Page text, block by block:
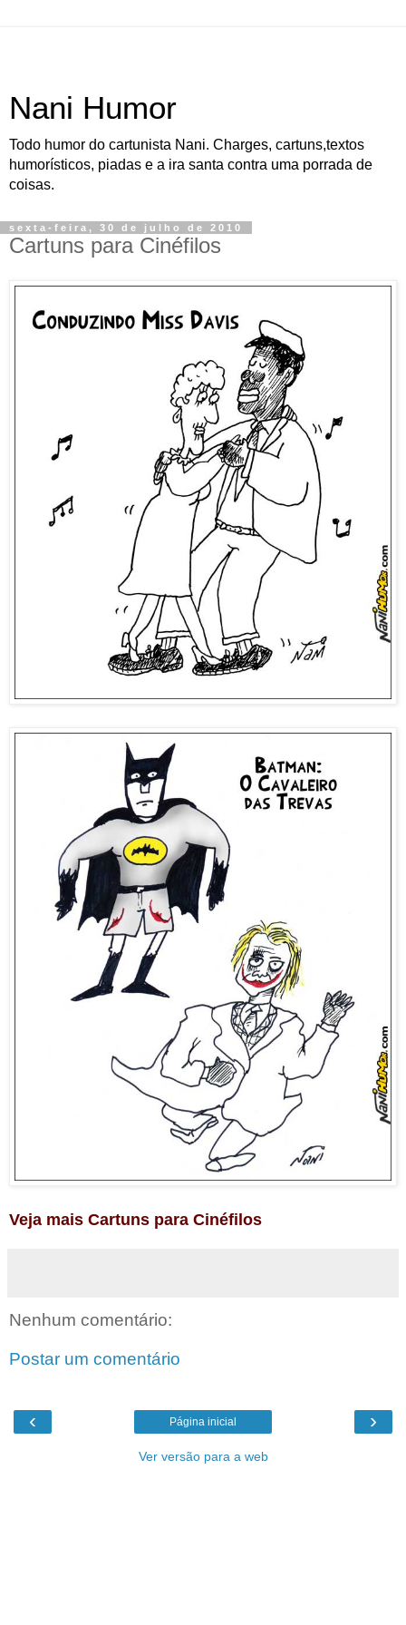
Nani Humor
Todo humor do cartunista Nani. Charges, cartuns,textos
humorísticos, piadas e a ira santa contra uma porrada de
coisas.
sexta-feira, 30 de julho de 2010
Cartuns para Cinéfilos
Veja mais Cartuns para Cinéfilos
Nenhum comentário:
Postar um comentário
‹ ›
Página inicial
Ver versão para a web